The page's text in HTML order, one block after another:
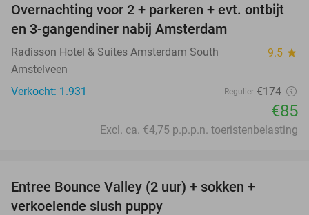
51%
Overnachting voor 2 + parkeren + evt. ontbijt
en 3-gangendiner nabij Amsterdam
Radisson Hotel & Suites Amsterdam South 9.5 star
Amstelveen
Verkocht: 1.931
Regulier €174
€85
Excl. ca. €4,75 p.p.p.n. toeristenbelasting
Entree Bounce Valley (2 uur) + sokken +
verkoelende slush puppy